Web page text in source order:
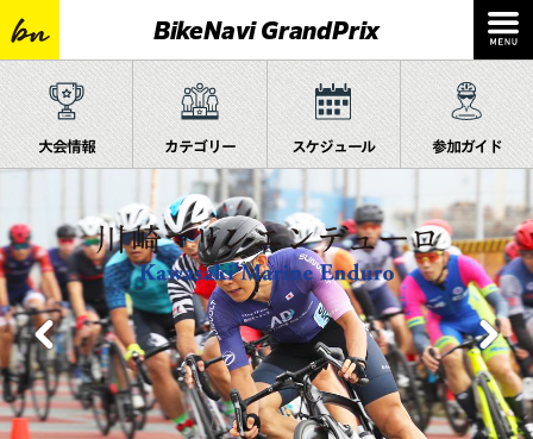
BikeNavi GrandPrix
大会情報 カテゴリー スケジュール 参加ガイド